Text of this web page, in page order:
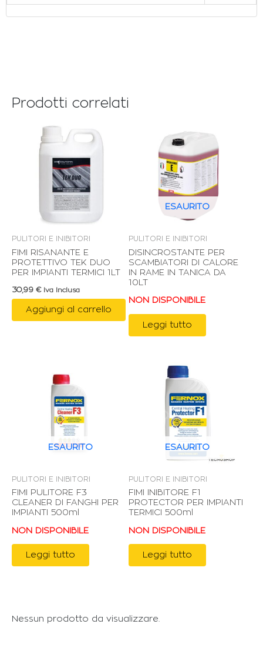
Prodotti correlati
PULITORI E INIBITORI
FIMI RISANANTE E
PROTETTIVO TEK DUO
PER IMPIANTI TERMICI 1LT
30,99 € Iva Inclusa
Aggiungi al carrello
ESAURITO
PULITORI E INIBITORI
DISINCROSTANTE PER
SCAMBIATORI DI CALORE
IN RAME IN TANICA DA
10LT
NON DISPONIBILE
Leggi tutto
ESAURITO
PULITORI E INIBITORI
FIMI PULITORE F3
CLEANER DI FANGHI PER
IMPIANTI 500ml
NON DISPONIBILE
Leggi tutto
ESAURITO
PULITORI E INIBITORI
FIMI INIBITORE F1
PROTECTOR PER IMPIANTI
TERMICI 500ml
NON DISPONIBILE
Leggi tutto
Nessun prodotto da visualizzare.